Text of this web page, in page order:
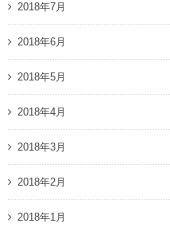
2018年7月
2018年6月
2018年5月
2018年4月
2018年3月
2018年2月
2018年1月